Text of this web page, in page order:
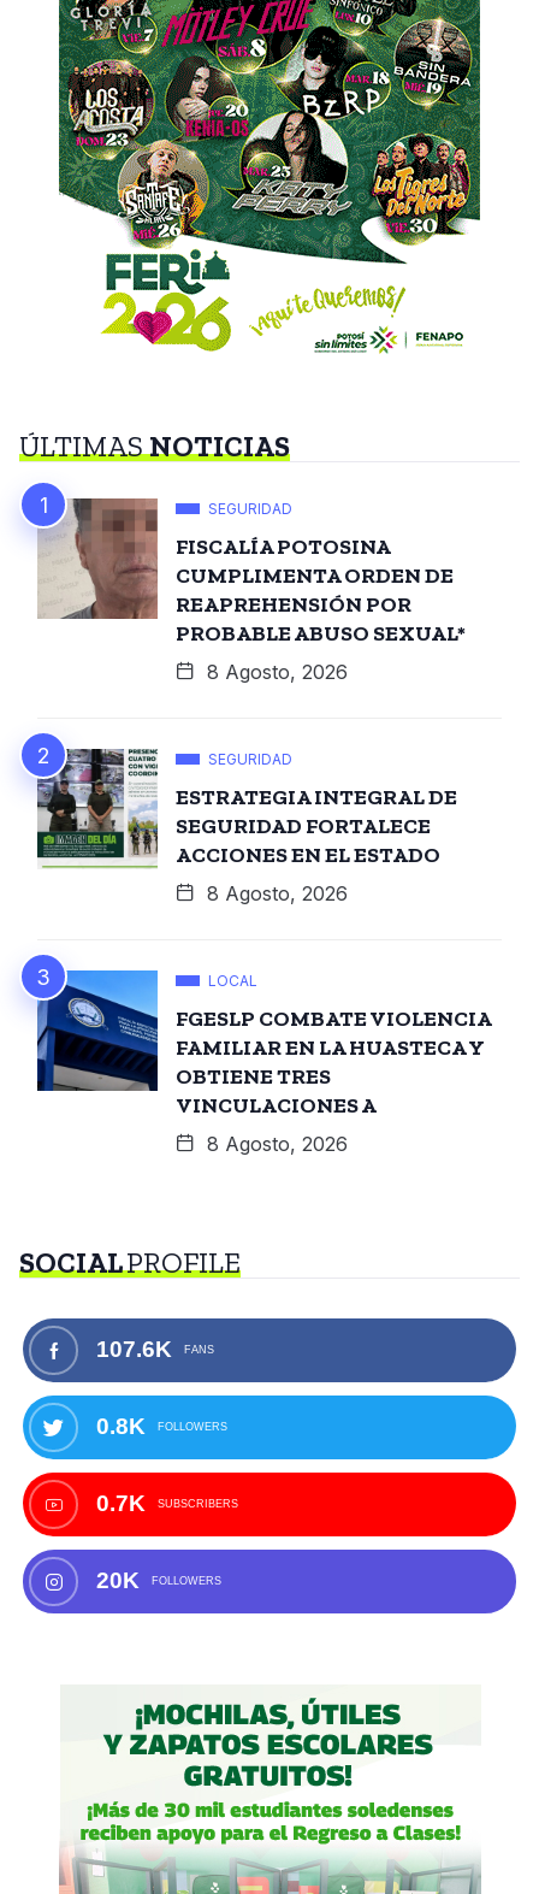
ÚLTIMASNOTICIAS
SEGURIDAD
FISCALÍA POTOSINA
CUMPLIMENTA ORDEN DE
REAPREHENSIÓN POR
PROBABLE ABUSO SEXUAL*
8 Agosto, 2026
SEGURIDAD
ESTRATEGIA INTEGRAL DE
SEGURIDAD FORTALECE
ACCIONES EN EL ESTADO
8 Agosto, 2026
LOCAL
FGESLP COMBATE VIOLENCIA
FAMILIAR EN LA HUASTECA Y
OBTIENE TRES
VINCULACIONES A
8 Agosto, 2026
SOCIALPROFILE
107.6K FANS
0.8K FOLLOWERS
0.7K SUBSCRIBERS
20K FOLLOWERS